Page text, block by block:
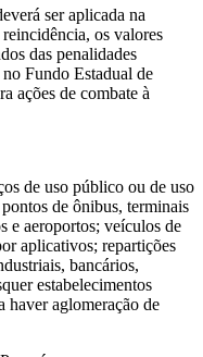
ser aplicada na
os valores
das penalidades
Fundo Estadual de
ações de combate à
de uso público ou de uso
de ônibus, terminais
e aeroportos; veículos de
aplicativos; repartições
bancários,
estabelecimentos
haver aglomeração de